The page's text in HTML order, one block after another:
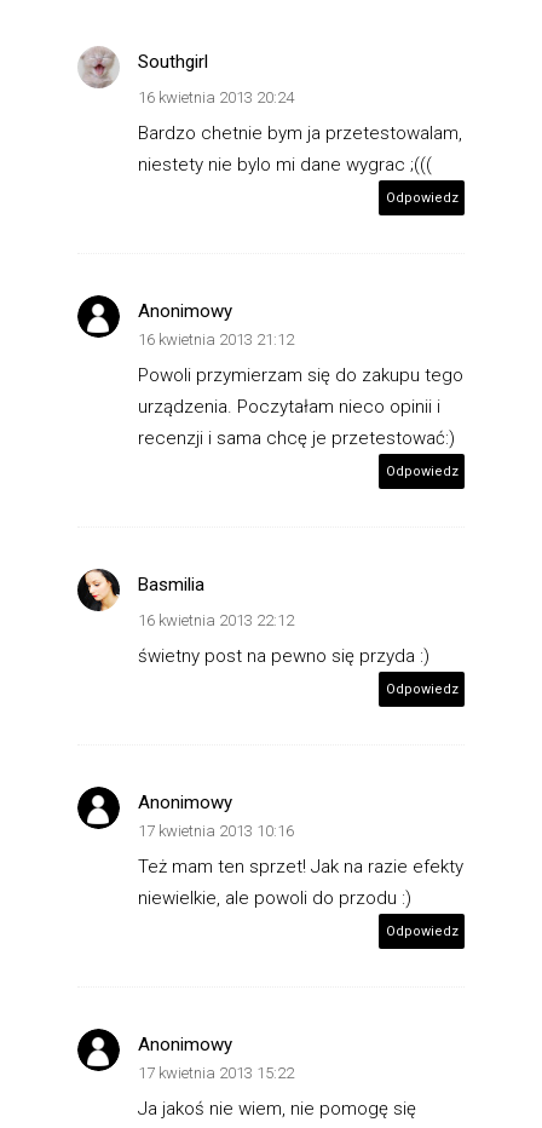
Southgirl
16 kwietnia 2013 20:24
Bardzo chetnie bym ja przetestowalam,
niestety nie bylo mi dane wygrac ;(((
Odpowiedz
Anonimowy
16 kwietnia 2013 21:12
Powoli przymierzam się do zakupu tego
urządzenia. Poczytałam nieco opinii i
recenzji i sama chcę je przetestować:)
Odpowiedz
Basmilia
16 kwietnia 2013 22:12
świetny post na pewno się przyda :)
Odpowiedz
Anonimowy
17 kwietnia 2013 10:16
Też mam ten sprzet! Jak na razie efekty
niewielkie, ale powoli do przodu :)
Odpowiedz
Anonimowy
17 kwietnia 2013 15:22
Ja jakoś nie wiem, nie pomogę się